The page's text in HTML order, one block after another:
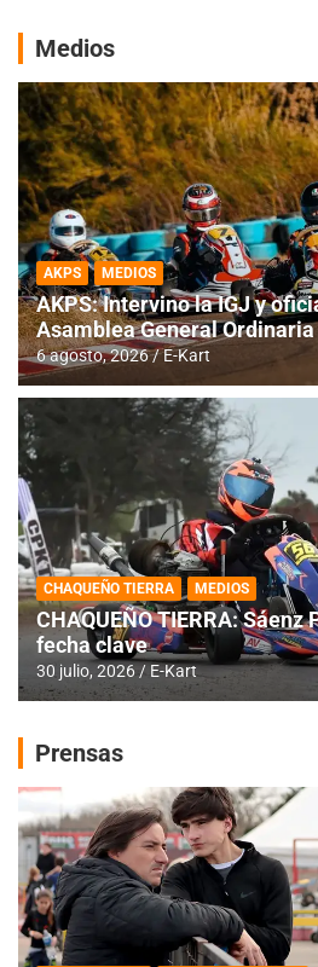
Medios
AKPS MEDIOS
AKPS: Intervino la IGJ y
Asamblea General Ordinaria
6 agosto, 2026 E-Kart
CHAQUEÑO TIERRA MEDIOS
CHAQUEÑO TIERRA: Sáenz
fecha clave
30 julio, 2026 E-Kart
Prensas